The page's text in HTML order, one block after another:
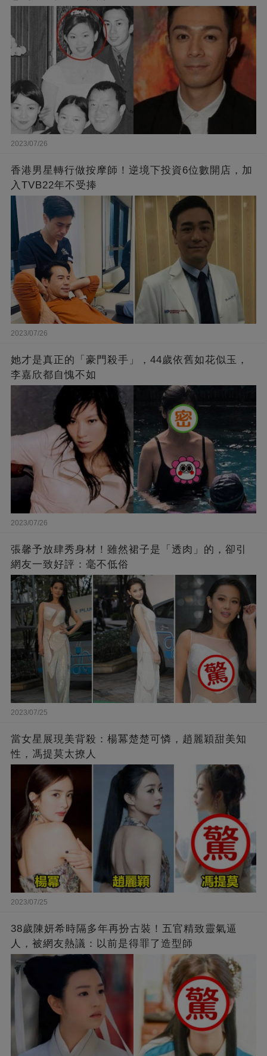
2023/07/26
香港男星轉行做按摩師！逆境下投資6位數開店，加
入TVB22年不受捧
2023/07/26
她才是真正的「豪門殺手」，44歲依舊如花似玉，
李嘉欣都自愧不如
2023/07/26
張馨予放肆秀身材！雖然裙子是「透肉」的，卻引
網友一致好評：毫不低俗
2023/07/25
當女星展現美背殺：楊冪楚楚可憐，趙麗穎甜美知
性，馮提莫太撩人
2023/07/25
38歲陳妍希時隔多年再扮古裝！五官精致靈氣逼
人，被網友熱議：以前是得罪了造型師